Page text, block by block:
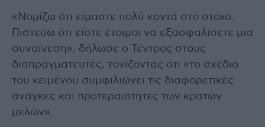
«Νομίζω ότι είμαστε πολύ κοντά στο στόχο.
Πιστεύω ότι είστε έτοιμοι να εξασφαλίσετε μια
συναίνεση», δήλωσε ο Τέντρος στους
διαπραγματευτές, τονίζοντας ότι «το σχέδιο
του κειμένου συμφιλιώνει τις διαφορετικές
ανάγκες και προτεραιότητες των κρατών
μελών».